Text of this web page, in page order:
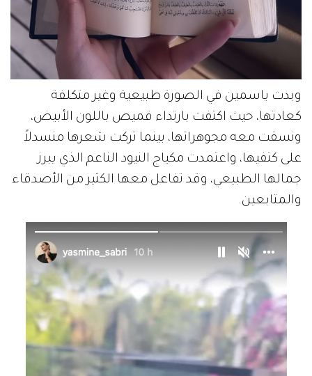
وبدت ياسمين في الصورة طبيعية وغير متكلفة
كعادتها، حيث اكتفت بارتداء قميص باللون الأبيض،
ونسقت معه مجوهراتها، بينما تركت شعرها منسدلاً
على كتفيها، واعتمدت مكياج النيود الناعم الذي يبرز
جمالها الطبيعي، وقد تفاعل معها الكثير من الأصدقاء
والمتابعين.